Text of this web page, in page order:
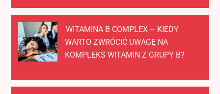
WITAMINA B COMPLEX – KIEDY
WARTO ZWRÓCIĆ UWAGĘ NA
KOMPLEKS WITAMIN Z GRUPY B?